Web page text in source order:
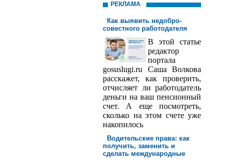
РЕКЛАМА
Как выявить недобро­
совестного работодателя
В этой статье
редактор
порта­ла
gosuslugi.ru Саша Волкова
расскажет, как проверить,
отчисляет ли работодатель
деньги на ваш пенсионный
счет. А еще посмотреть,
сколько на этом счете уже
накопилось
Водительские права: как
получить, заменить и
сделать международ­ные